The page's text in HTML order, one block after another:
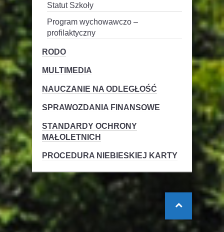
Statut Szkoły
Program wychowawczo –
profilaktyczny
RODO
MULTIMEDIA
NAUCZANIE NA ODLEGŁOŚĆ
SPRAWOZDANIA FINANSOWE
STANDARDY OCHRONY
MAŁOLETNICH
PROCEDURA NIEBIESKIEJ KARTY